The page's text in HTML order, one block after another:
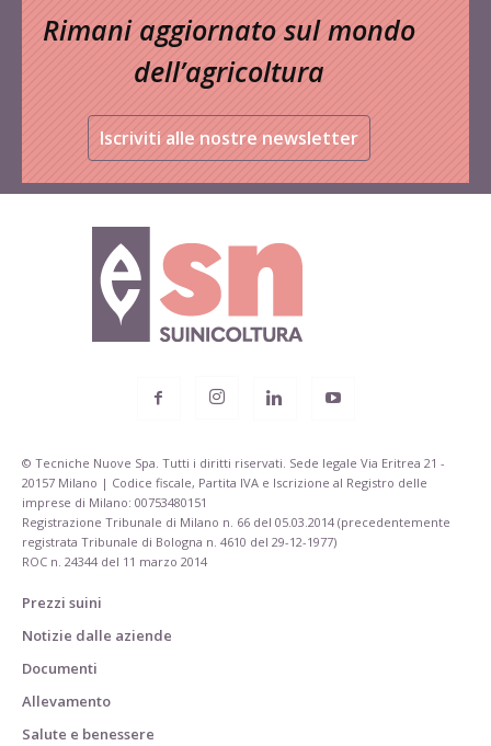
Rimani aggiornato sul mondo
dell’agricoltura
Iscriviti alle nostre newsletter
© Tecniche Nuove Spa. Tutti i diritti riservati. Sede legale Via Eritrea 21 -
20157 Milano | Codice fiscale, Partita IVA e Iscrizione al Registro delle
imprese di Milano: 00753480151
Registrazione Tribunale di Milano n. 66 del 05.03.2014 (precedentemente
registrata Tribunale di Bologna n. 4610 del 29-12-1977)
ROC n. 24344 del 11 marzo 2014
Prezzi suini
Notizie dalle aziende
Documenti
Allevamento
Salute e benessere